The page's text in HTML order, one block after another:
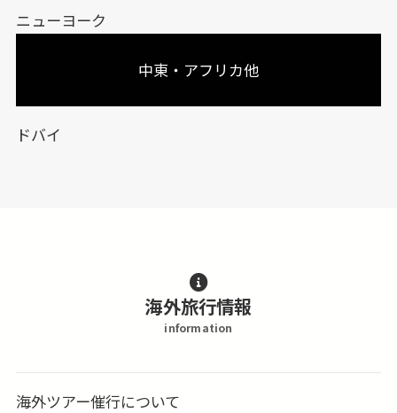
ニューヨーク
中東・アフリカ他
ドバイ
海外旅行情報
information
海外ツアー催行について